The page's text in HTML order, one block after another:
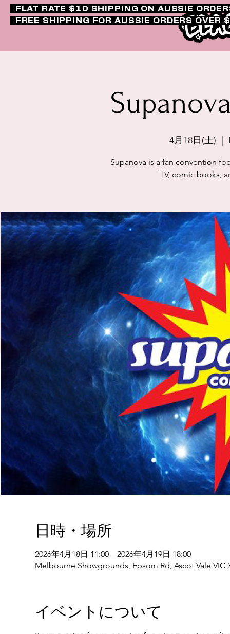
FLAT RATE $10 SHIPPING ON AUSSIE
FREE SHIPPING FOR AUSSIE ORDERS OVER
4月18日(土)
Supanova is a fan convention
TV, comic books,
日時・場所
2026年4月18日 11:00 – 2026年4月19日 18:00
Melbourne Showgrounds, Epsom Rd, Ascot Vale VIC
イベントについて